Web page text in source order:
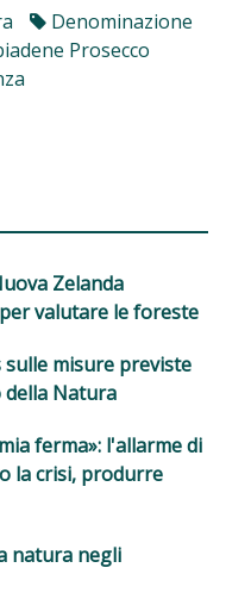
Denominazione
Prosecco
Zelanda
valutare le foreste
sulle misure previste
della Natura
ferma»: l'allarme di
la crisi, produrre
natura negli